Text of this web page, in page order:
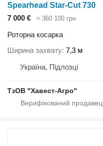
Spearhead Star-Cut 730
7 000 €
≈ 360 100 грн
Роторна косарка
Ширина захвату 7,3 м
Україна, Підлозці
ТзОВ "Хавест-Агро"